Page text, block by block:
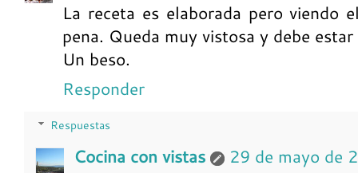
La receta es elaborada pero viendo
pena. Queda muy vistosa y debe
Un beso.
Responder
Respuestas
Cocina con vistas
29 de mayo de